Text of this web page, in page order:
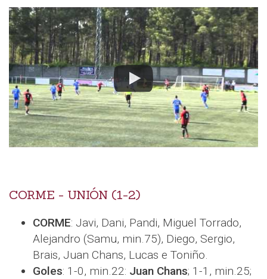
CORME - UNIÓN (1-2)
CORME: Javi, Dani, Pandi, Miguel Torrado,
Alejandro (Samu, min.75), Diego, Sergio,
Brais, Juan Chans, Lucas e Toniño.
Goles: 1-0, min.22: Juan Chans; 1-1, min.25;